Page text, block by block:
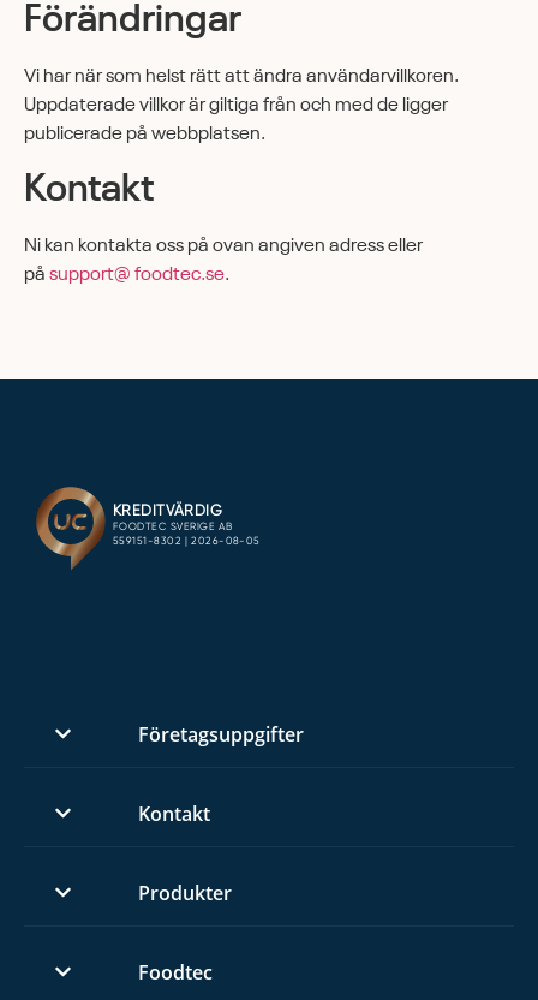
Förändringar
Vi har när som helst rätt att ändra användarvillkoren.
Uppdaterade villkor är giltiga från och med de ligger
publicerade på webbplatsen.
Kontakt
Ni kan kontakta oss på ovan angiven adress eller
på support@ foodtec.se.
Företagsuppgifter
Kontakt
Produkter
Foodtec